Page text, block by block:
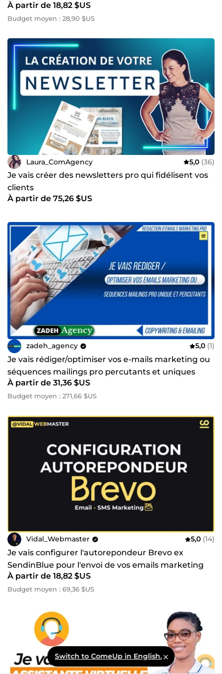
À partir de 18,82 $US
Budget moyen : 28,90 $US
Laura_ComAgency 5,0 (36)
Je vais créer des newsletters pro qui fidélisent vos
clients
À partir de 75,26 $US
zadeh_agency 5,0 (1)
Je vais rédiger/optimiser vos e-mails marketing ou
séquences mailings pro percutants et uniques
À partir de 31,36 $US
Budget moyen : 271,66 $US
Vidal_Webmaster 5,0 (14)
Je vais configurer l'autorepondeur Brevo ex
SendinBlue pour l'envoi de vos emails marketing
À partir de 18,82 $US
Budget moyen : 69,36 $US
Switch to ComeUp in English.